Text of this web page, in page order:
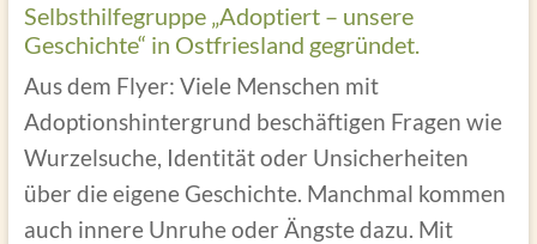
Selbsthilfegruppe „Adoptiert – unsere
Geschichte“ in Ostfriesland gegründet.
Aus dem Flyer: Viele Menschen mit
Adoptionshintergrund beschäftigen Fragen wie
Wurzelsuche, Identität oder Unsicherheiten
über die eigene Geschichte. Manchmal kommen
auch innere Unruhe oder Ängste dazu. Mit